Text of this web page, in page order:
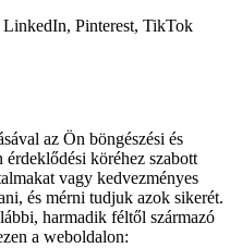
Pinterest, TikTok
az Ön böngészési és
érdeklődési köréhez szabott
vagy kedvezményes
és mérni tudjuk azok sikerét.
harmadik féltől származó
a weboldalon: